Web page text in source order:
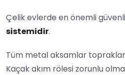
Çelik evlerde en önemli
sistemidir.
Tüm metal aksamlar
Kaçak akım rölesi zorunlu